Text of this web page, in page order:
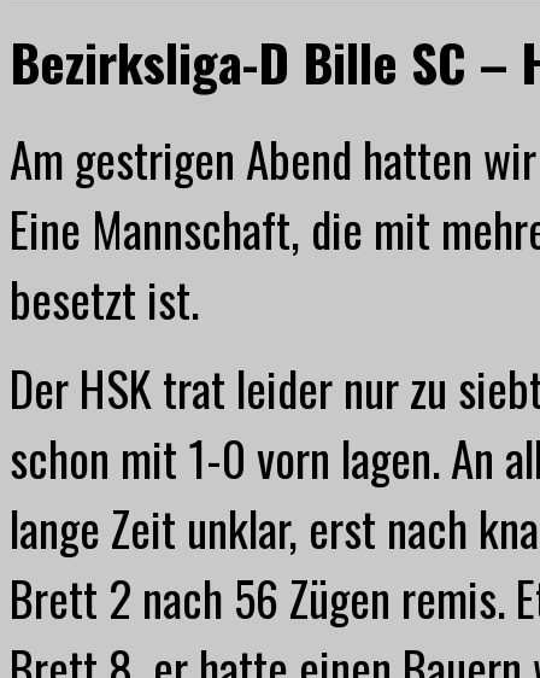
Bezirksliga-D Bille SC –
Am gestrigen Abend hatten
Eine Mannschaft, die mit
besetzt ist.
Der HSK trat leider nur zu
schon mit 1-0 vorn lagen. An
lange Zeit unklar, erst nach
Brett 2 nach 56 Zügen remis.